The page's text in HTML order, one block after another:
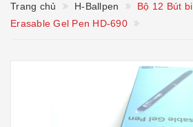
Trang chủ H-Ballpen
Bộ 12 Bút
Erasable Gel Pen HD-690